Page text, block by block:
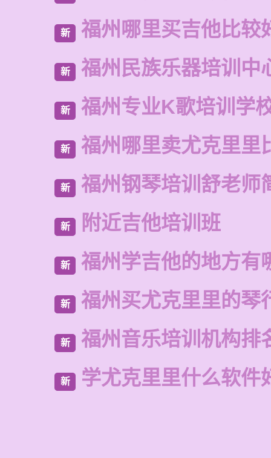
新 福州哪里买吉他比较
新 福州民族乐器培训中
新 福州专业K歌培训学
新 福州哪里卖尤克里里
新 福州钢琴培训舒老师
新 附近吉他培训班
新 福州学吉他的地方有
新 福州买尤克里里的琴
新 福州音乐培训机构排
新 学尤克里里什么软件